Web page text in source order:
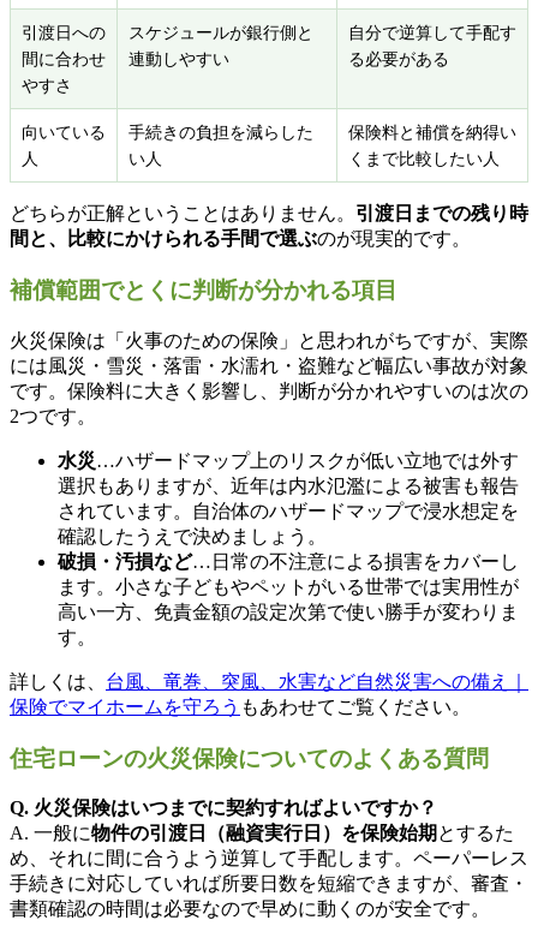
引渡日への
間に合わせ
やすさ
スケジュールが銀行側と
連動しやすい
自分で逆算して手配す
る必要がある
向いている
人
手続きの負担を減らした
い人
保険料と補償を納得い
くまで比較したい人
どちらが正解ということはありません。
引渡日までの残り時
間と、比較にかけられる手間で選ぶのが現実的です。
補償範囲でとくに判断が分かれる項目
火災保険は「火事のための保険」と思われがちですが、実際
には風災・雪災・落雷・水濡れ・盗難など幅広い事故が対象
です。保険料に大きく影響し、判断が分かれやすいのは次の
2つです。
水災…ハザードマップ上のリスクが低い立地では外す
選択もありますが、近年は内水氾濫による被害も報告
されています。自治体のハザードマップで浸水想定を
確認したうえで決めましょう。
破損・汚損など…日常の不注意による損害をカバーし
ます。小さな子どもやペットがいる世帯では実用性が
高い一方、免責金額の設定次第で使い勝手が変わりま
す。
詳しくは、 台風、竜巻、突風、水害など自然災害への備え｜
保険でマイホームを守ろう もあわせてご覧ください。
住宅ローンの火災保険についてのよくある質問
Q. 火災保険はいつまでに契約すればよいですか？
A. 一般に物件の引渡日（融資実行日）を保険始期 とするた
め、それに間に合うよう逆算して手配します。ペーパーレス
手続きに対応していれば所要日数を短縮できますが、審査・
書類確認の時間は必要なので早めに動くのが安全です。